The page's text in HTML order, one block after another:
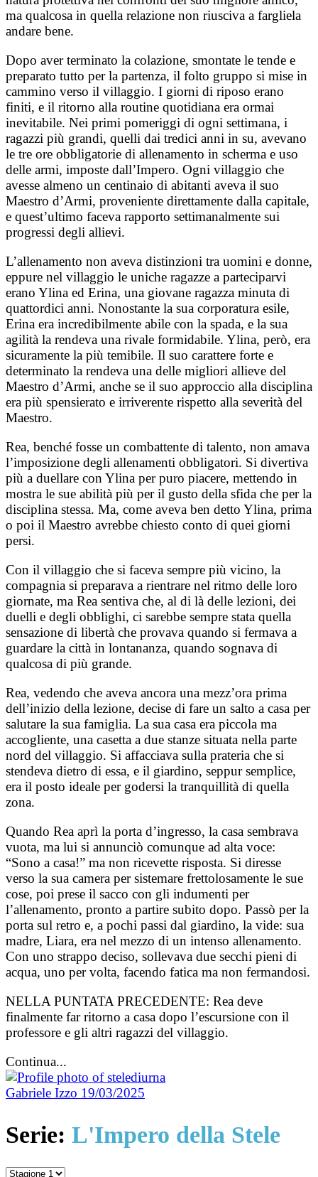
ma qualcosa in quella relazione non riusciva a fargliela
andare bene.
Dopo aver terminato la colazione, smontate le tende e
preparato tutto per la partenza, il folto gruppo si mise in
cammino verso il villaggio. I giorni di riposo erano
finiti, e il ritorno alla routine quotidiana era ormai
inevitabile. Nei primi pomeriggi di ogni settimana, i
ragazzi più grandi, quelli dai tredici anni in su, avevano
le tre ore obbligatorie di allenamento in scherma e uso
delle armi, imposte dall’Impero. Ogni villaggio che
avesse almeno un centinaio di abitanti aveva il suo
Maestro d’Armi, proveniente direttamente dalla capitale,
e quest’ultimo faceva rapporto settimanalmente sui
progressi degli allievi.
L’allenamento non aveva distinzioni tra uomini e donne,
eppure nel villaggio le uniche ragazze a parteciparvi
erano Ylina ed Erina, una giovane ragazza minuta di
quattordici anni. Nonostante la sua corporatura esile,
Erina era incredibilmente abile con la spada, e la sua
agilità la rendeva una rivale formidabile. Ylina, però, era
sicuramente la più temibile. Il suo carattere forte e
determinato la rendeva una delle migliori allieve del
Maestro d’Armi, anche se il suo approccio alla disciplina
era più spensierato e irriverente rispetto alla severità del
Maestro.
Rea, benché fosse un combattente di talento, non amava
l’imposizione degli allenamenti obbligatori. Si divertiva
più a duellare con Ylina per puro piacere, mettendo in
mostra le sue abilità più per il gusto della sfida che per la
disciplina stessa. Ma, come aveva ben detto Ylina, prima
o poi il Maestro avrebbe chiesto conto di quei giorni
persi.
Con il villaggio che si faceva sempre più vicino, la
compagnia si preparava a rientrare nel ritmo delle loro
giornate, ma Rea sentiva che, al di là delle lezioni, dei
duelli e degli obblighi, ci sarebbe sempre stata quella
sensazione di libertà che provava quando si fermava a
guardare la città in lontananza, quando sognava di
qualcosa di più grande.
Rea, vedendo che aveva ancora una mezz’ora prima
dell’inizio della lezione, decise di fare un salto a casa per
salutare la sua famiglia. La sua casa era piccola ma
accogliente, una casetta a due stanze situata nella parte
nord del villaggio. Si affacciava sulla prateria che si
stendeva dietro di essa, e il giardino, seppur semplice,
era il posto ideale per godersi la tranquillità di quella
zona.
Quando Rea aprì la porta d’ingresso, la casa sembrava
vuota, ma lui si annunciò comunque ad alta voce:
“Sono a casa!” ma non ricevette risposta. Si diresse
verso la sua camera per sistemare frettolosamente le sue
cose, poi prese il sacco con gli indumenti per
l’allenamento, pronto a partire subito dopo. Passò per la
porta sul retro e, a pochi passi dal giardino, la vide: sua
madre, Liara, era nel mezzo di un intenso allenamento.
Con uno strappo deciso, sollevava due secchi pieni di
acqua, uno per volta, facendo fatica ma non fermandosi.
NELLA PUNTATA PRECEDENTE: Rea deve
finalmente far ritorno a casa dopo l’escursione con il
professore e gli altri ragazzi del villaggio.
Continua...
Gabriele Izzo 19/03/2025
Serie: L'Impero della Stele